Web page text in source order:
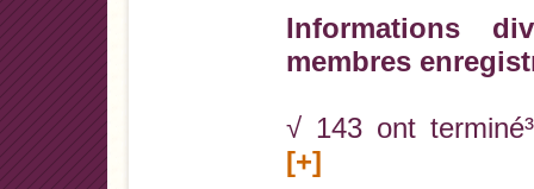
Informations
membres
√ 143 ont
[+]